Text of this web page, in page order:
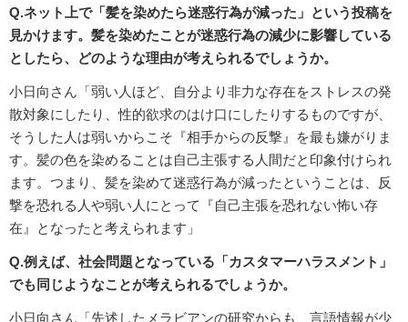
Q.ネット上で「髪を染めたら迷惑行為が減った」という投稿を
見かけます。髪を染めたことが迷惑行為の減少に影響している
としたら、どのような理由が考えられるでしょうか。
小日向さん「弱い人ほど、自分より非力な存在をストレスの発
散対象にしたり、性的欲求のはけ口にしたりするものですが、
そうした人は弱いからこそ『相手からの反撃』を最も嫌がりま
す。髪の色を染めることは自己主張する人間だと印象付けられ
ます。つまり、髪を染めて迷惑行為が減ったということは、反
撃を恐れる人や弱い人にとって『自己主張を恐れない怖い存
在』となったと考えられます」
Q.例えば、社会問題となっている「カスタマーハラスメント」
でも同じようなことが考えられるでしょうか。
小日向さん「先述したメラビアンの研究からも、言語情報が少